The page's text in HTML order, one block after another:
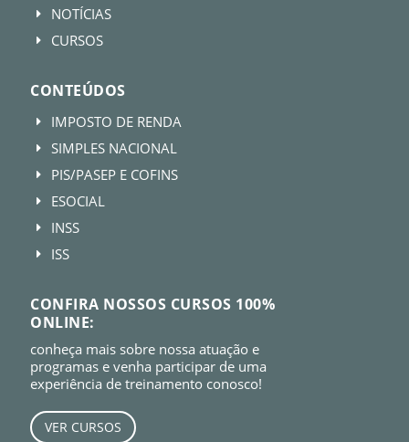
E NOTÍCIAS
E CURSOS
CONTEÚDOS
E IMPOSTO DE RENDA
E SIMPLES NACIONAL
E PIS/PASEP E COFINS
E ESOCIAL
E INSS
E ISS
CONFIRA NOSSOS CURSOS 100%
ONLINE:
conheça mais sobre nossa atuação e
programas e venha participar de uma
experiência de treinamento conosco!
VER CURSOS